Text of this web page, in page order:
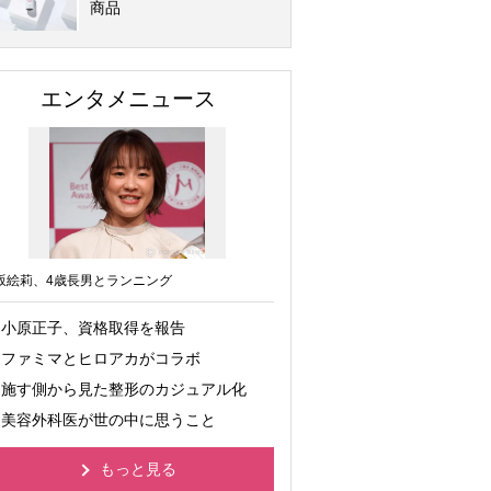
商品
エンタメニュース
絵莉、4歳長男とランニング
小原正子、資格取得を報告
ファミマとヒロアカがコラボ
施す側から見た整形のカジュアル化
美容外科医が世の中に思うこと
もっと見る